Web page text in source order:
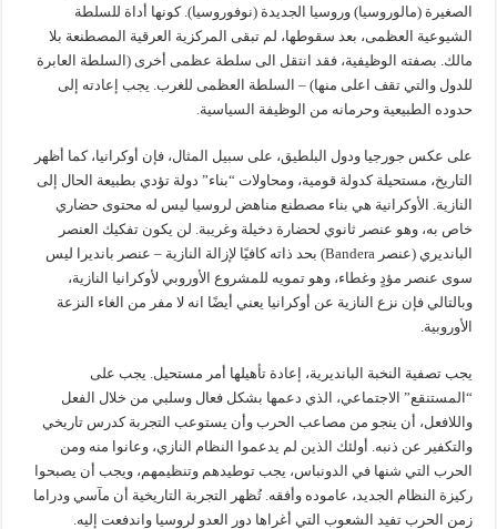
الصغيرة (مالوروسيا) وروسيا الجديدة (نوفوروسيا). كونها أداة للسلطة
الشيوعية العظمى، بعد سقوطها، لم تبقى المركزية العرقية المصطنعة بلا
مالك. بصفته الوظيفية، فقد انتقل الى سلطة عظمى أخرى (السلطة العابرة
للدول والتي تقف اعلى منها) – السلطة العظمى للغرب. يجب إعادته إلى
حدوده الطبيعية وحرمانه من الوظيفة السياسية.
على عكس جورجيا ودول البلطيق، على سبيل المثال، فإن أوكرانيا، كما أظهر
التاريخ، مستحيلة كدولة قومية، ومحاولات “بناء” دولة تؤدي بطبيعة الحال إلى
النازية. الأوكرانية هي بناء مصطنع مناهض لروسيا ليس له محتوى حضاري
خاص به، وهو عنصر ثانوي لحضارة دخيلة وغريبة. لن يكون تفكيك العنصر
البانديري (عنصر Bandera) بحد ذاته كافيًا لإزالة النازية – عنصر بانديرا ليس
سوى عنصر مؤدٍ وغطاء، وهو تمويه للمشروع الأوروبي لأوكرانيا النازية،
وبالتالي فإن نزع النازية عن أوكرانيا يعني أيضًا انه لا مفر من الغاء النزعة
الأوروبية.
يجب تصفية النخبة البانديرية، إعادة تأهيلها أمر مستحيل. يجب على
“المستنقع” الاجتماعي، الذي دعمها بشكل فعال وسلبي من خلال الفعل
واللافعل، أن ينجو من مصاعب الحرب وأن يستوعب التجربة كدرس تاريخي
والتكفير عن ذنبه. أولئك الذين لم يدعموا النظام النازي، وعانوا منه ومن
الحرب التي شنها في الدونباس، يجب توطيدهم وتنظيمهم، ويجب أن يصبحوا
ركيزة النظام الجديد، عاموده وأفقه. تُظهر التجربة التاريخية أن مآسي ودراما
زمن الحرب تفيد الشعوب التي أغراها دور العدو لروسيا واندفعت إليه.